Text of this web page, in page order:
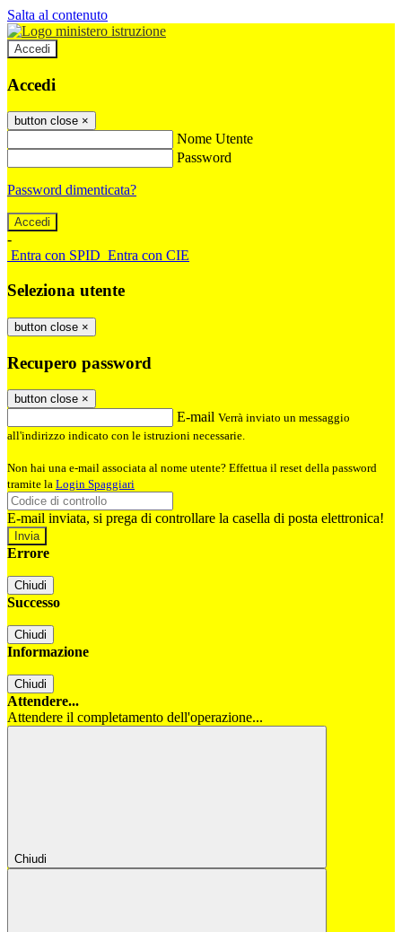
Salta al contenuto
Accedi
Accedi
button close ×
Nome Utente
Password
Password dimenticata?
-
Entra con SPID Entra con CIE
Seleziona utente
button close ×
Recupero password
button close ×
E-mail Verrà inviato un messaggio
all'indirizzo indicato con le istruzioni necessarie.
Non hai una e-mail associata al nome utente? Effettua il reset della password
tramite la Login Spaggiari
E-mail inviata, si prega di controllare la casella di posta elettronica!
Errore
Chiudi
Successo
Chiudi
Informazione
Chiudi
Attendere...
Attendere il completamento dell'operazione...
Chiudi